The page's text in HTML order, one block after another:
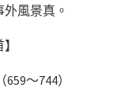
風景真。
～744）